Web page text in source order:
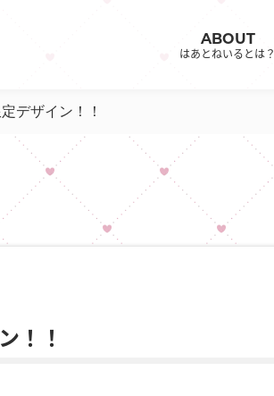
ABOUT
はあとねいるとは？
デザイン！！
！！